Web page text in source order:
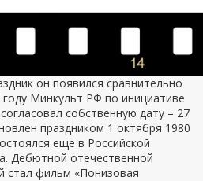
он появился сравнительно
Минкульт РФ по инициативе
собственную дату – 27
праздником 1 октября 1980
еще в Российской
Дебютной отечественной
стал фильм «Понизовая